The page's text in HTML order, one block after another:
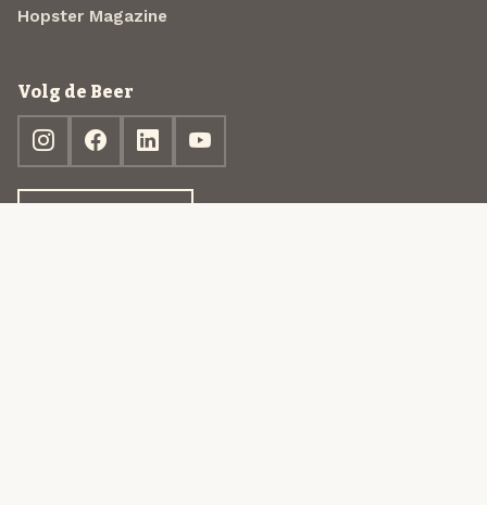
Hopster Magazine
Volg de Beer